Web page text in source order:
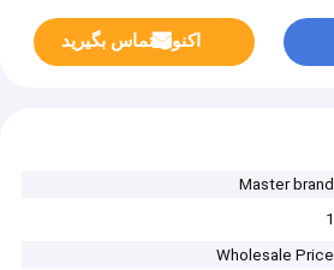
اکنون تماس بگیرید
Master brand
1
Wholesale Price